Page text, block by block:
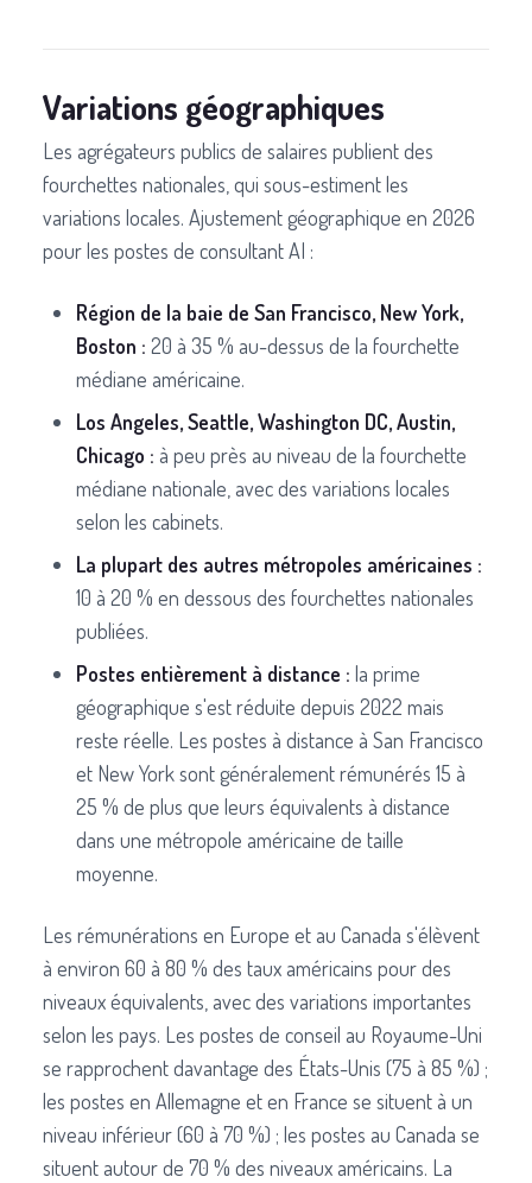
Variations géographiques
Les agrégateurs publics de salaires publient des
fourchettes nationales, qui sous-estiment les
variations locales. Ajustement géographique en 2026
pour les postes de consultant AI :
Région de la baie de San Francisco, New York,
Boston : 20 à 35 % au-dessus de la fourchette
médiane américaine.
Los Angeles, Seattle, Washington DC, Austin,
Chicago : à peu près au niveau de la fourchette
médiane nationale, avec des variations locales
selon les cabinets.
La plupart des autres métropoles américaines :
10 à 20 % en dessous des fourchettes nationales
publiées.
Postes entièrement à distance : la prime
géographique s'est réduite depuis 2022 mais
reste réelle. Les postes à distance à San Francisco
et New York sont généralement rémunérés 15 à
25 % de plus que leurs équivalents à distance
dans une métropole américaine de taille
moyenne.
Les rémunérations en Europe et au Canada s'élèvent
à environ 60 à 80 % des taux américains pour des
niveaux équivalents, avec des variations importantes
selon les pays. Les postes de conseil au Royaume-Uni
se rapprochent davantage des États-Unis (75 à 85 %) ;
les postes en Allemagne et en France se situent à un
niveau inférieur (60 à 70 %) ; les postes au Canada se
situent autour de 70 % des niveaux américains. La